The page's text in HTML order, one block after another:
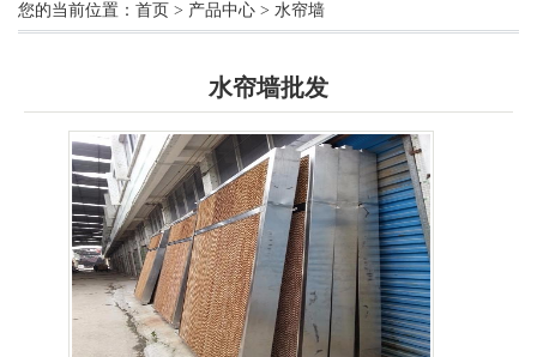
您的当前位置： 首页 > 产品中心 > 水帘墙
水帘墙批发